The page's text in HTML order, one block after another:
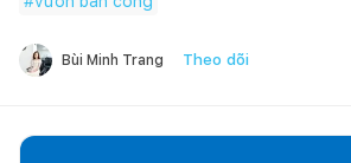
Bùi Minh Trang Theo dõi